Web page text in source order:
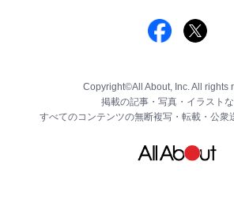
Copyright©All About, Inc. All rights
掲載の記事・写真・イラストな
すべてのコンテンツの無断複写・転載・公衆